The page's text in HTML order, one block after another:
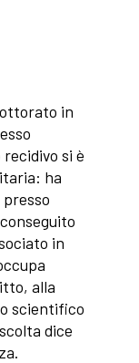
in
si è
ha
in
alla
scientifico
dice